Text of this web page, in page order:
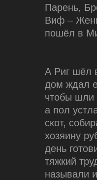
Парень,
Виф –
пошёл в
А Риг шёл
дом ждал
чтобы шли
а пол
скот,
хозяину
день
тяжкий
называли